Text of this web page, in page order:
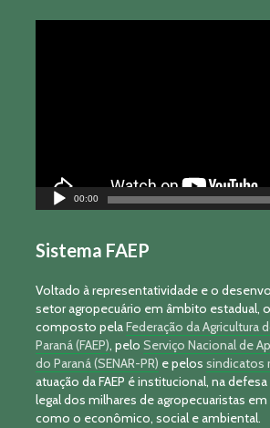
00:00
Sistema FAEP
Voltado à representatividade e o
setor agropecuário em âmbito estadual, o
composto pelaFederação da Agricultura
Paraná (FAEP), pelo Serviço Nacional de
do Paraná (SENAR-PR) e pelos sindicatos
atuação da FAEP é institucional, na
legal dos milhares de agropecuaristas
como o econômico, social e ambiental.